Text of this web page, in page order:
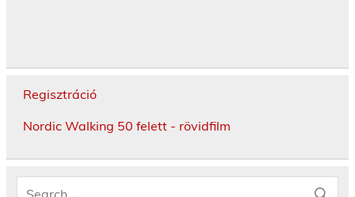
Regisztráció
Nordic Walking 50 felett - rövidfilm